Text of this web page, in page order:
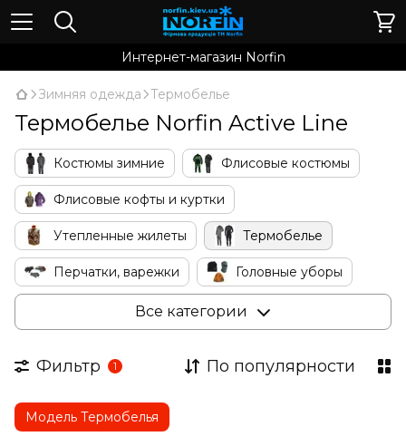
Интернет-магазин Norfin
Зимняя одежда Термобелье
Термобелье Norfin Active Line
Костюмы зимние Флисовые костюмы
Флисовые кофты и куртки
Утепленные жилеты Термобелье
Перчатки, варежки Головные уборы
Для женщин
Все категории
Фильтр 1 По популярности
Модель Термобелья